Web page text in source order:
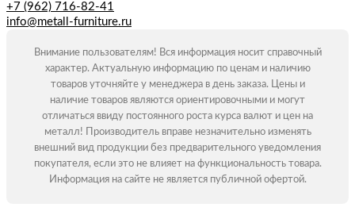
+7 (962) 716-82-41
info@metall-furniture.ru
Внимание пользователям! Вся информация носит справочный
характер. Актуальную информацию по ценам и наличию
товаров уточняйте у менеджера в день заказа. Цены и
наличие товаров являются ориентировочными и могут
отличаться ввиду постоянного роста курса валют и цен на
металл! Производитель вправе незначительно изменять
внешний вид продукции без предварительного уведомления
покупателя, если это не влияет на функциональность товара.
Информация на сайте не является публичной офертой.